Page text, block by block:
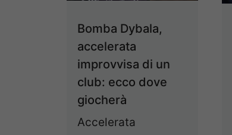
Bomba Dybala,
accelerata
improvvisa di un
club: ecco dove
giocherà
Accelerata